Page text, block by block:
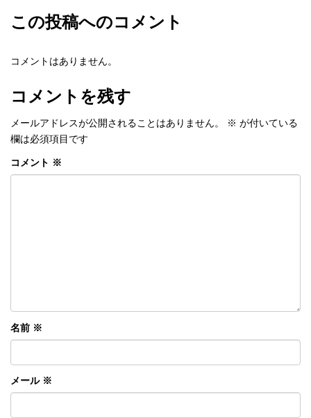
この投稿へのコメント
コメントはありません。
コメントを残す
メールアドレスが公開されることはありません。 ※ が付いている
欄は必須項目です
コメント ※
名前 ※
メール ※